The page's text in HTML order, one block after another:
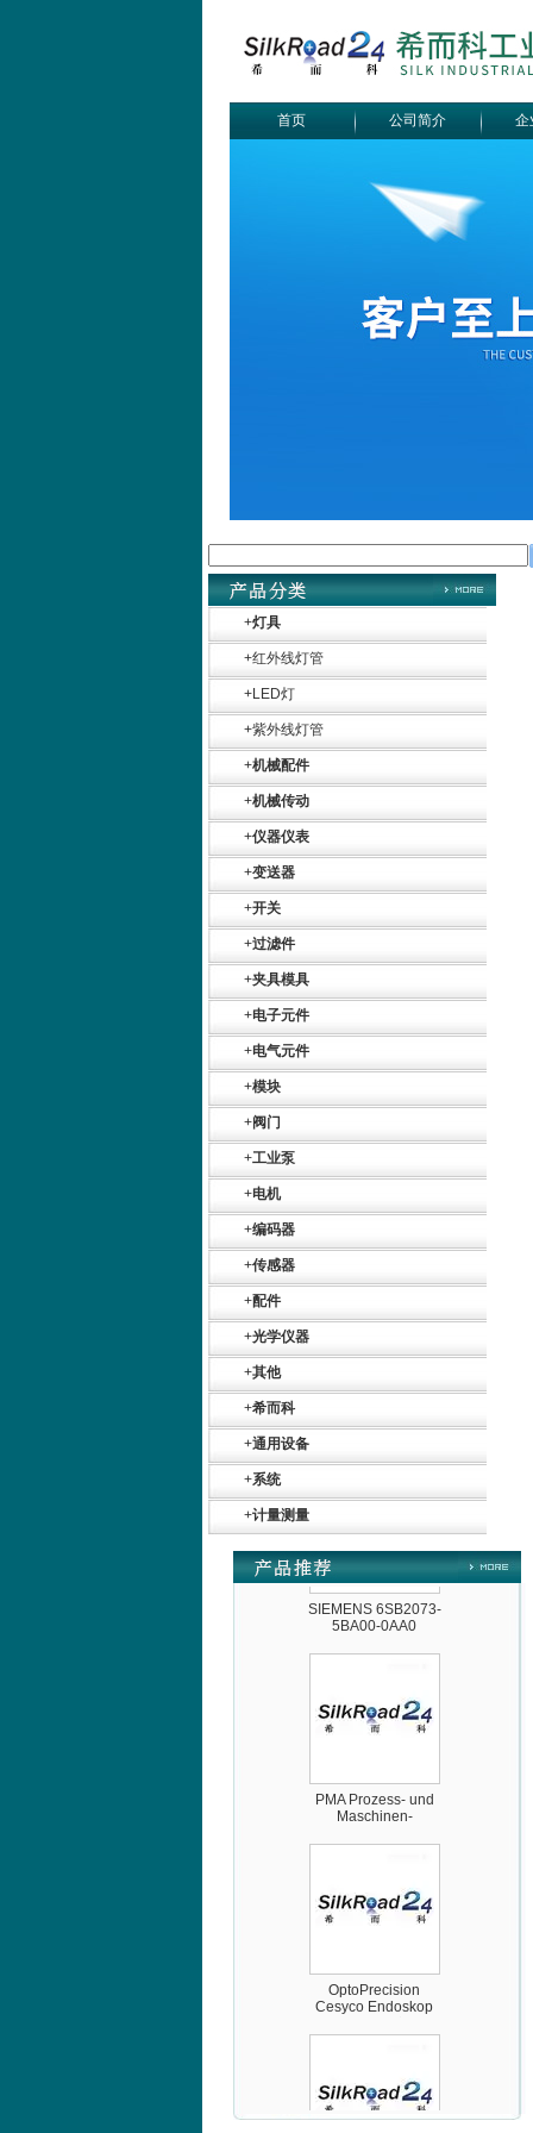
首页 公司简介 企
+灯具
+红外线灯管
+LED灯
+紫外线灯管
+机械配件
+机械传动
+仪器仪表
+变送器
+开关
+过滤件
+夹具模具
+电子元件
+电气元件
+模块
+阀门
+工业泵
+电机
+编码器
+传感器
+配件
+光学仪器
+其他
+希而科
+通用设备
+系统
+计量测量
Belimo SF24A-
MFT
SIEMENS 6SB2073-
5BA00-0AA0
Maschinen-
Automation GmbH
Cesyco Endoskop
HTO 38 内窥镜